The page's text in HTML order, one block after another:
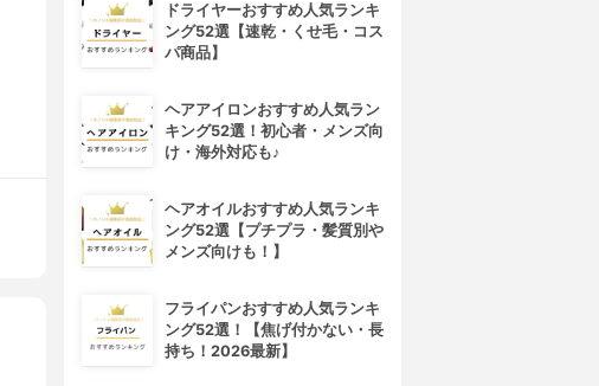
ドライヤーおすすめ人気ランキ
ング52選【速乾・くせ毛・コス
パ商品】
ヘアアイロンおすすめ人気ラン
キング52選！初心者・メンズ向
け・海外対応も♪
ヘアオイルおすすめ人気ランキ
ング52選【プチプラ・髪質別や
メンズ向けも！】
フライパンおすすめ人気ランキ
ング52選！【焦げ付かない・長
持ち！2026最新】